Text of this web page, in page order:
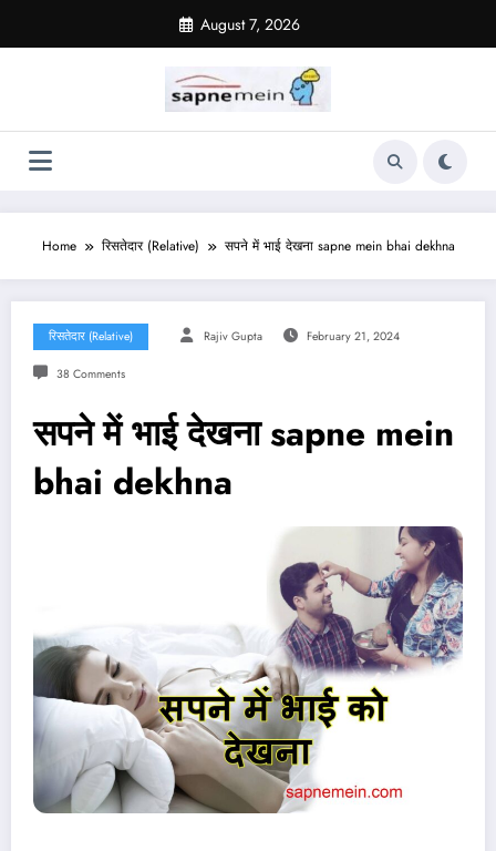
content
August 7, 2026
Home रिसतेदार (Relative) सपने में भाई देखना sapne mein bhai dekhna
रिसतेदार (Relative) Rajiv Gupta February 21, 2024
38 Comments
सपने में भाई देखना sapne mein
bhai dekhna